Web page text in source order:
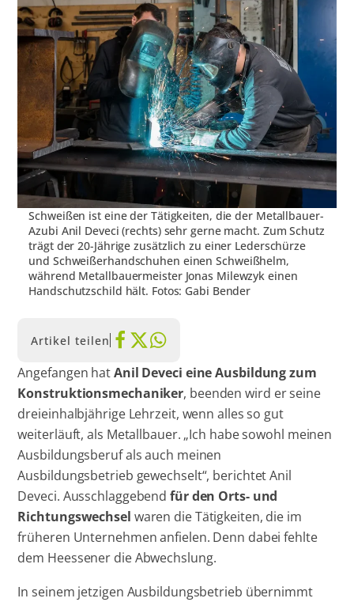
Schweißen ist eine der Tätigkeiten, die der Metallbauer-
Azubi Anil Deveci (rechts) sehr gerne macht. Zum Schutz
trägt der 20-Jährige zusätzlich zu einer Lederschürze
und Schweißerhandschuhen einen Schweißhelm,
während Metallbauermeister Jonas Milewzyk einen
Handschutzschild hält. Fotos: Gabi Bender
Artikel teilen
Angefangen hatAnil Deveci eine Ausbildung zum
Konstruktionsmechaniker, beenden wird er seine
dreieinhalbjährige Lehrzeit, wenn alles so gut
weiterläuft, als Metallbauer. „Ich habe sowohl meinen
Ausbildungsberuf als auch meinen
Ausbildungsbetrieb gewechselt“, berichtet Anil
Deveci. Ausschlaggebendfür den Orts- und
Richtungswechsel waren die Tätigkeiten, die im
früheren Unternehmen anfielen. Denn dabei fehlte
dem Heessener die Abwechslung.
In seinem jetzigen Ausbildungsbetrieb übernimmt